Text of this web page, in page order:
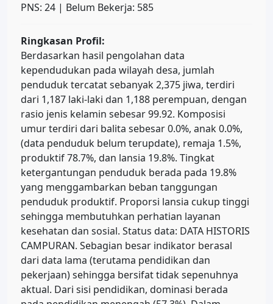
PNS: 24 | Belum Bekerja: 585
Ringkasan Profil:
Berdasarkan hasil pengolahan data
kependudukan pada wilayah desa, jumlah
penduduk tercatat sebanyak 2,375 jiwa, terdiri
dari 1,187 laki-laki dan 1,188 perempuan, dengan
rasio jenis kelamin sebesar 99.92. Komposisi
umur terdiri dari balita sebesar 0.0%, anak 0.0%,
(data penduduk belum terupdate), remaja 1.5%,
produktif 78.7%, dan lansia 19.8%. Tingkat
ketergantungan penduduk berada pada 19.8%
yang menggambarkan beban tanggungan
penduduk produktif. Proporsi lansia cukup tinggi
sehingga membutuhkan perhatian layanan
kesehatan dan sosial. Status data: DATA HISTORIS
CAMPURAN. Sebagian besar indikator berasal
dari data lama (terutama pendidikan dan
pekerjaan) sehingga bersifat tidak sepenuhnya
aktual. Dari sisi pendidikan, dominasi berada